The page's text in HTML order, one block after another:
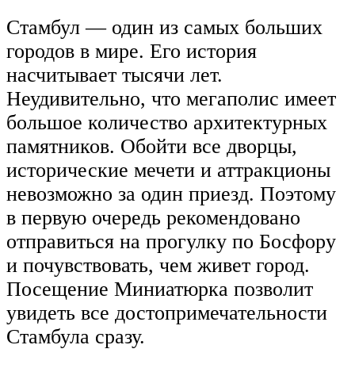
Стамбул — один из самых больших
городов в мире. Его история
насчитывает тысячи лет.
Неудивительно, что мегаполис имеет
большое количество архитектурных
памятников. Обойти все дворцы,
исторические мечети и аттракционы
невозможно за один приезд. Поэтому
в первую очередь рекомендовано
отправиться на прогулку по Босфору
и почувствовать, чем живет город.
Посещение Миниатюрка позволит
увидеть все достопримечательности
Стамбула сразу.